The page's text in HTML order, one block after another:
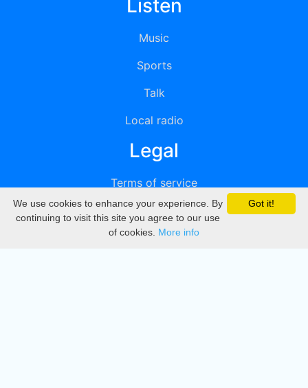
Listen
Music
Sports
Talk
Local radio
Legal
Terms of service
Privacy
DMCA
Got it!
We use cookies to enhance your experience. By
continuing to visit this site you agree to our use
of cookies. More info